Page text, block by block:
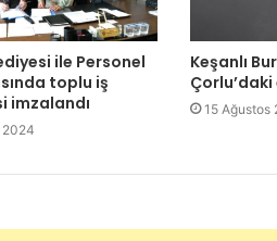
ile Personel
toplu iş
imzalandı
2024
Keşanlı
15 Ağustos